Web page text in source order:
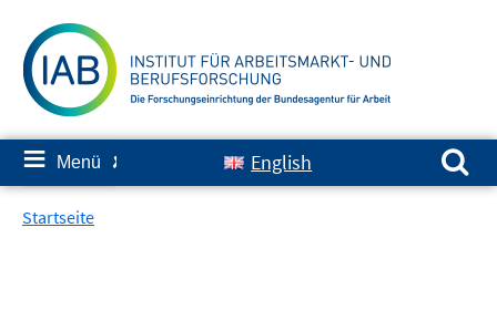
zum
Inhalt
≡ Menü ✘ English
Suchen nach:
Startseite